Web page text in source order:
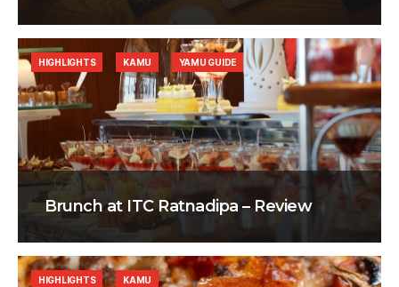
Brunch at ITC Ratnadipa – Review
HIGHLIGHTS KAMU YAMU GUIDE
HIGHLIGHTS KAMU